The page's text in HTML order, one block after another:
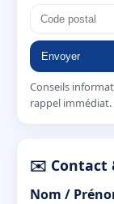
Envoyer
Conseils
rappel immédiat.
✉️ Contact
Nom /